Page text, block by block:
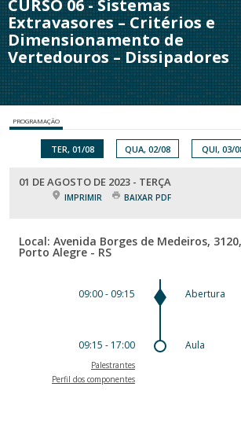
CURSO 06 - Sistemas
Extravasores – Critérios e
Dimensionamento de
Vertedouros – Dissipadores
PROGRAMAÇÃO
TER, 01/08 QUA, 02/08 QUI, 03/
01 DE AGOSTO DE 2023 - TERÇA
IMPRIMIR BAIXAR PDF
Local: Avenida Borges de Medeiros,
Porto Alegre - RS
09:00 - 09:15 Abertura
09:15 - 17:00
Palestrantes
Perfil dos componentes
Aula